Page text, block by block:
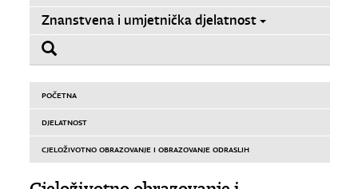
Znanstvena i umjetnička djelatnost
POČETNA
DJELATNOST
CJELOŽIVOTNO OBRAZOVANJE I OBRAZOVANJE ODRASLIH